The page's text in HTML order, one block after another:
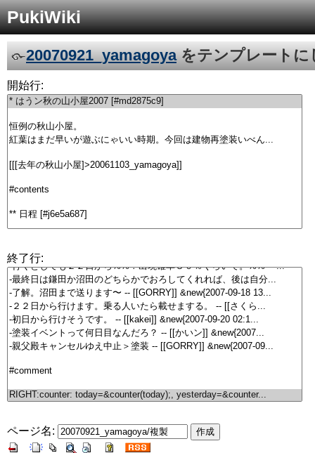
PukiWiki
20070921_yamagoyaをテンプレートに
開始行:
終了行:
ページ名: